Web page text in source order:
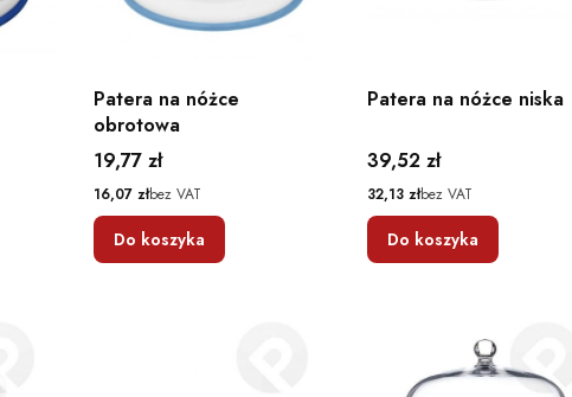
Patera na nóżce
obrotowa
Cena
19,77 zł
Cena
16,07 złbez VAT
Do koszyka
Patera na nóżce niska
Cena
39,52 zł
Cena
32,13 złbez VAT
Do koszyka